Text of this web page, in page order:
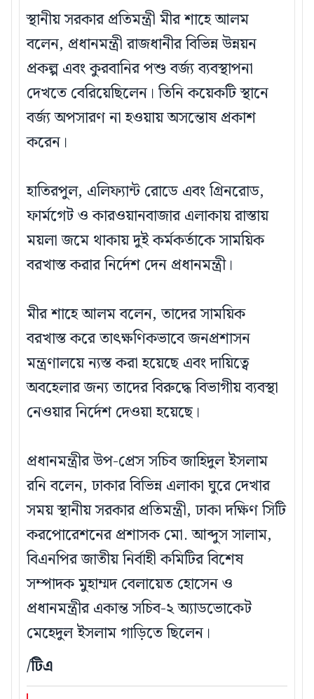
স্থানীয় সরকার প্রতিমন্ত্রী মীর শাহে আলম
বলেন, প্রধানমন্ত্রী রাজধানীর বিভিন্ন উন্নয়ন
প্রকল্প এবং কুরবানির পশু বর্জ্য ব্যবস্থাপনা
দেখতে বেরিয়েছিলেন। তিনি কয়েকটি স্থানে
বর্জ্য অপসারণ না হওয়ায় অসন্তোষ প্রকাশ
করেন।
হাতিরপুল, এলিফ্যান্ট রোডে এবং গ্রিনরোড,
ফার্মগেট ও কারওয়ানবাজার এলাকায় রাস্তায়
ময়লা জমে থাকায় দুই কর্মকর্তাকে সাময়িক
বরখাস্ত করার নির্দেশ দেন প্রধানমন্ত্রী।
মীর শাহে আলম বলেন, তাদের সাময়িক
বরখাস্ত করে তাৎক্ষণিকভাবে জনপ্রশাসন
মন্ত্রণালয়ে ন্যস্ত করা হয়েছে এবং দায়িত্বে
অবহেলার জন্য তাদের বিরুদ্ধে বিভাগীয় ব্যবস্থা
নেওয়ার নির্দেশ দেওয়া হয়েছে।
প্রধানমন্ত্রীর উপ-প্রেস সচিব জাহিদুল ইসলাম
রনি বলেন, ঢাকার বিভিন্ন এলাকা ঘুরে দেখার
সময় স্থানীয় সরকার প্রতিমন্ত্রী, ঢাকা দক্ষিণ সিটি
করপোরেশনের প্রশাসক মো. আব্দুস সালাম,
বিএনপির জাতীয় নির্বাহী কমিটির বিশেষ
সম্পাদক মুহাম্মদ বেলায়েত হোসেন ও
প্রধানমন্ত্রীর একান্ত সচিব-২ অ্যাডভোকেট
মেহেদুল ইসলাম গাড়িতে ছিলেন।
/টিএ